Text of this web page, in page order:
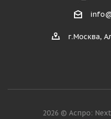
г.Москва,
2026 © Аспро: